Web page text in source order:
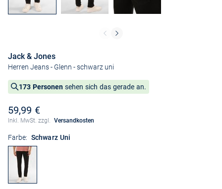
Jack & Jones
Herren Jeans - Glenn - schwarz uni
173 Personen sehen sich das gerade an.
59,99 €
Inkl. MwSt. zzgl. Versandkosten
Farbe: Schwarz Uni